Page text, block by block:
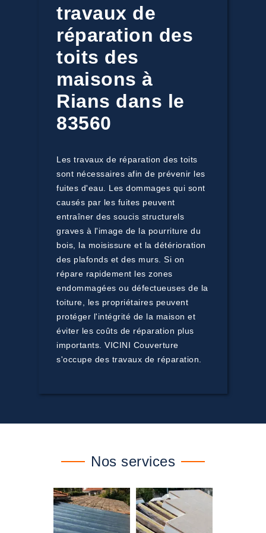
travaux de
réparation des
toits des
maisons à
Rians dans le
83560
Les travaux de réparation des toits
sont nécessaires afin de prévenir les
fuites d'eau. Les dommages qui sont
causés par les fuites peuvent
entraîner des soucis structurels
graves à l'image de la pourriture du
bois, la moisissure et la détérioration
des plafonds et des murs. Si on
répare rapidement les zones
endommagées ou défectueuses de la
toiture, les propriétaires peuvent
protéger l'intégrité de la maison et
éviter les coûts de réparation plus
importants. VICINI Couverture
s'occupe des travaux de réparation.
Nos services